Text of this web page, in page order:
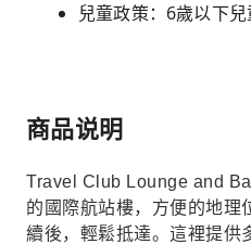
兒童政策：6歲以下
商品说明
Travel Club Lounge and
的國際航站樓，方便的地理
續後，輕鬆抵達。這裡提供